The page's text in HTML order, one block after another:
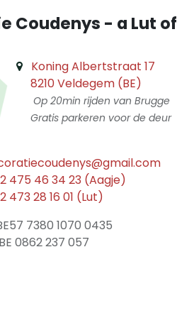
Coudenys - a Lut of
Koning Albertstraat 17
8210 Veldegem (BE)
Op 20min rijden van Brugge
Gratis parkeren voor de deur
475 46 34 23 (Aagje)
473 28 16 01 (Lut)
7380 1070 0435
0862 237 057